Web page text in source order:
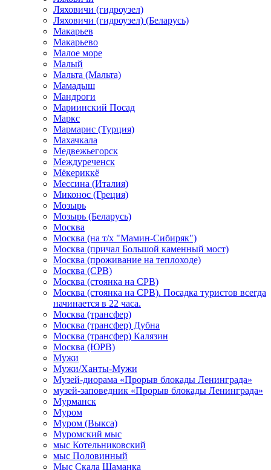
Ляховичи (гидроузел)
Ляховичи (гидроузел) (Беларусь)
Макарьев
Макарьево
Малое море
Малый
Мальта (Мальта)
Мамадыш
Мандроги
Мариинский Посад
Маркс
Мармарис (Турция)
Махачкала
Медвежьегорск
Междуреченск
Мёкериккё
Мессина (Италия)
Миконос (Греция)
Мозырь
Мозырь (Беларусь)
Москва
Москва (на т/х "Мамин-Сибиряк")
Москва (причал Большой каменный мост)
Москва (проживание на теплоходе)
Москва (СРВ)
Москва (стоянка на СРВ)
Москва (стоянка на СРВ). Посадка туристов всегда
начинается в 22 часа.
Москва (трансфер)
Москва (трансфер) Дубна
Москва (трансфер) Калязин
Москва (ЮРВ)
Мужи
Мужи/Ханты-Мужи
Музей-диорама «Прорыв блокады Ленинграда»
музей-заповедник «Прорыв блокады Ленинграда»
Мурманск
Муром
Муром (Выкса)
Муромский мыс
мыс Котельниковский
мыс Половинный
Мыс Скала Шаманка